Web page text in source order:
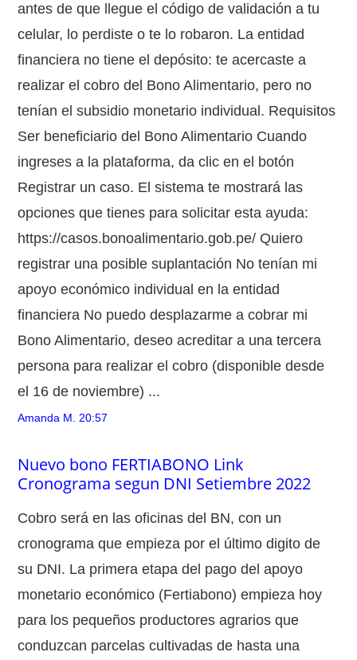
antes de que llegue el código de validación a tu
celular, lo perdiste o te lo robaron. La entidad
financiera no tiene el depósito: te acercaste a
realizar el cobro del Bono Alimentario, pero no
tenían el subsidio monetario individual. Requisitos
Ser beneficiario del Bono Alimentario Cuando
ingreses a la plataforma, da clic en el botón
Registrar un caso. El sistema te mostrará las
opciones que tienes para solicitar esta ayuda:
https://casos.bonoalimentario.gob.pe/ Quiero
registrar una posible suplantación No tenían mi
apoyo económico individual en la entidad
financiera No puedo desplazarme a cobrar mi
Bono Alimentario, deseo acreditar a una tercera
persona para realizar el cobro (disponible desde
el 16 de noviembre) ...
Amanda M. 20:57
Nuevo bono FERTIABONO Link
Cronograma segun DNI Setiembre 2022
Cobro será en las oficinas del BN, con un
cronograma que empieza por el último digito de
su DNI. La primera etapa del pago del apoyo
monetario económico (Fertiabono) empieza hoy
para los pequeños productores agrarios que
conduzcan parcelas cultivadas de hasta una